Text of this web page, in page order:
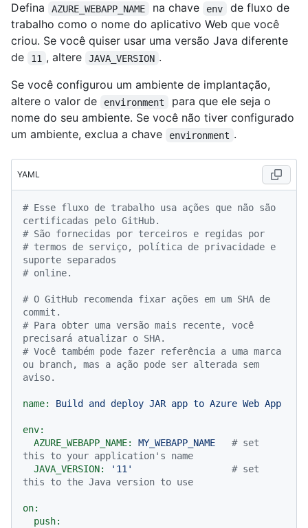
Defina
AZURE_WEBAPP_NAME na chave env
de fluxo de
trabalho como o nome do aplicativo Web que você
criou. Se você quiser usar uma versão Java diferente
de
11 , altere JAVA_VERSION .
Se você configurou um ambiente de implantação,
altere o valor de
environment
para que ele seja o
nome do seu ambiente. Se você não tiver configurado
um ambiente, exclua a chave
environment .
YAML
# Esse fluxo de trabalho usa ações que não são
certificadas pelo GitHub.
# São fornecidas por terceiros e regidas por
# termos de serviço, política de privacidade e
suporte separados
# online.
# O GitHub recomenda fixar ações em um SHA de
commit.
# Para obter uma versão mais recente, você
precisará atualizar o SHA.
# Você também pode fazer referência a uma marca
ou branch, mas a ação pode ser alterada sem
aviso.
name: Build and deploy JAR app to Azure Web App
env:
AZURE_WEBAPP_NAME:
MY_WEBAPP_NAME
# set
this to your application's name
JAVA_VERSION:
'11'
# set
this to the Java version to use
on:
push: